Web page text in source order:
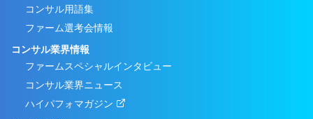
コンサル用語集
ファーム選考会情報
コンサル業界情報
ファームスペシャルインタビュー
コンサル業界ニュース
ハイパフォマガジン